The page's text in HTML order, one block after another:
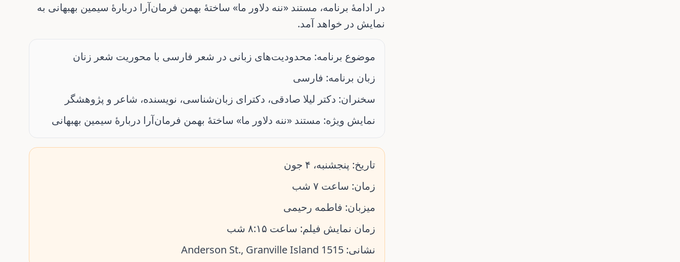
در ادامهٔ برنامه، مستند «ننه دلاور ما» ساختهٔ بهمن فرمان‌آرا دربارهٔ سیمین بهبهانی به
نمایش در خواهد آمد.
موضوع برنامه: محدودیت‌های زبانی در شعر فارسی با محوریت شعر زنان
زبان برنامه: فارسی
سخنران: دکتر لیلا صادقی، دکترای زبان‌شناسی، نویسنده، شاعر و پژوهشگر
نمایش ویژه: مستند «ننه دلاور ما» ساختهٔ بهمن فرمان‌آرا دربارهٔ سیمین بهبهانی
تاریخ: پنجشنبه، ۴ جون
زمان: ساعت ۷ شب
میزبان: فاطمه رحیمی
زمان نمایش فیلم: ساعت ۸:۱۵ شب
نشانی: